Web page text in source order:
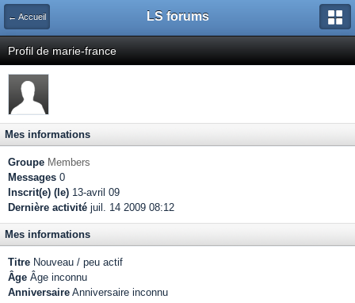
← Accueil LS forums
Profil de marie-france
Mes informations
Groupe Members
Messages 0
Inscrit(e) (le) 13-avril 09
Dernière activité juil. 14 2009 08:12
Mes informations
Titre Nouveau / peu actif
Âge Âge inconnu
Anniversaire Anniversaire inconnu